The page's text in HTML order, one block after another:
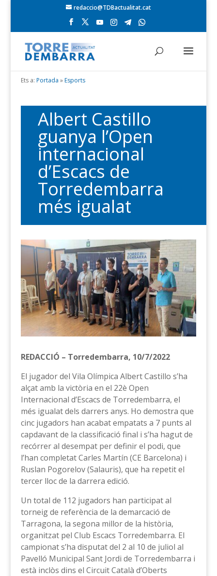
redaccio@TDBactualitat.cat
Ets a: Portada »Esports
Albert Castillo
guanya l’Open
internacional
d’Escacs de
Torredembarra
més igualat
REDACCIÓ – Torredembarra, 10/7/2022
El jugador del Vila Olímpica Albert Castillo s’ha
alçat amb la victòria en el 22è Open
Internacional d’Escacs de Torredembarra, el
més igualat dels darrers anys. Ho demostra que
cinc jugadors han acabat empatats a 7 punts al
capdavant de la classificació final i s’ha hagut de
recórrer al desempat per definir el podi, que
l’han completat Carles Martín (CE Barcelona) i
Ruslan Pogorelov (Salauris), que ha repetit el
tercer lloc de la darrera edició.
Un total de 112 jugadors han participat al
torneig de referència de la demarcació de
Tarragona, la segona millor de la història,
organitzat pel Club Escacs Torredembarra. El
campionat s’ha disputat del 2 al 10 de juliol al
Pavelló Municipal Sant Jordi de Torredembarra i
està inclòs dins el Circuit Català d’Oberts